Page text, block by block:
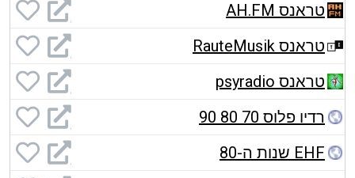
טראנס AH.FM
טראנס RauteMusik
טראנס psyradio
רדיו פלוס 70 80 90
EHF שנות ה-80